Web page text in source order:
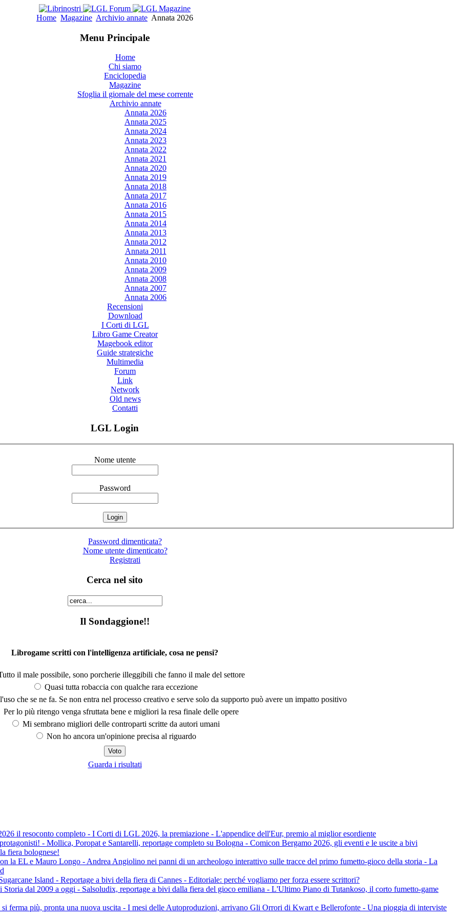
Home Magazine Archivio annate Annata 2026
Menu Principale
Home
Chi siamo
Enciclopedia
Magazine
Sfoglia il giornale del mese corrente
Archivio annate
Annata 2026
Annata 2025
Annata 2024
Annata 2023
Annata 2022
Annata 2021
Annata 2020
Annata 2019
Annata 2018
Annata 2017
Annata 2016
Annata 2015
Annata 2014
Annata 2013
Annata 2012
Annata 2011
Annata 2010
Annata 2009
Annata 2008
Annata 2007
Annata 2006
Recensioni
Download
I Corti di LGL
Libro Game Creator
Magebook editor
Guide strategiche
Multimedia
Forum
Link
Network
Old news
Contatti
LGL Login
Nome utente
Password
Password dimenticata?
Nome utente dimenticato?
Registrati
Cerca nel sito
Il Sondaggione!!
Librogame scritti con l'intelligenza artificiale, cosa ne pensi?
il male possibile, sono porcherie illeggibili che fanno il male del settore
Quasi tutta robaccia con qualche rara eccezione
che se ne fa. Se non entra nel processo creativo e serve solo da supporto può avere un impatto positivo
Per lo più ritengo venga sfruttata bene e migliori la resa finale delle opere
Mi sembrano migliori delle controparti scritte da autori umani
Non ho ancora un'opinione precisa al riguardo
Guarda i risultati
il resoconto completo - I Corti di LGL 2026, la premiazione - L'appendice dell'Eur, premio al miglior esordiente
- Mollica, Poropat e Santarelli, reportage completo su Bologna - Comicon Bergamo 2026, gli eventi e le uscite a bivi
fiera bolognese!
la EL e Mauro Longo - Andrea Angiolino nei panni di un archeologo interattivo sulle tracce del primo fumetto-gioco della storia - La
Island - Reportage a bivi della fiera di Cannes - Editoriale: perché vogliamo per forza essere scrittori?
dal 2009 a oggi - Salsoludix, reportage a bivi dalla fiera del gioco emiliana - L'Ultimo Piano di Tutankoso, il corto fumetto-game
ferma più, pronta una nuova uscita - I mesi delle Autoproduzioni, arrivano Gli Orrori di Kwart e Bellerofonte - Una pioggia di interviste